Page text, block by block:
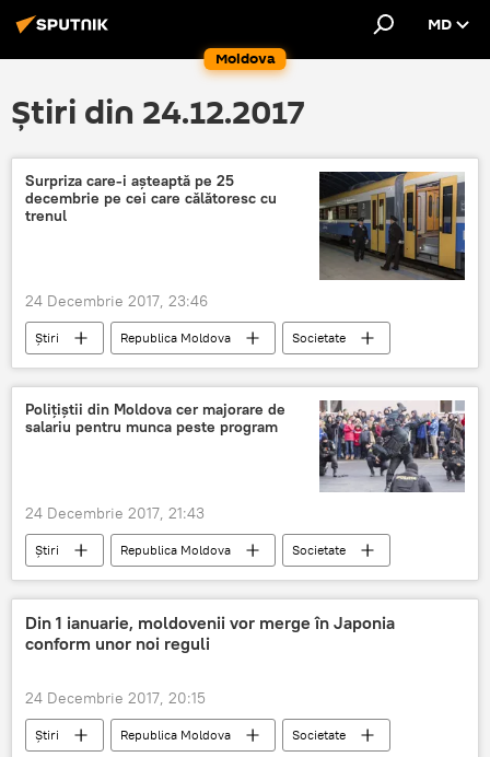
Moldova
MD
Știri din 24.12.2017
Surpriza care-i așteaptă pe 25
decembrie pe cei care călătoresc cu
trenul
24 Decembrie 2017, 23:46
Știri Republica Moldova
Societate
trenul Chișinău-Iași
Crăciun CFM
Polițiștii din Moldova cer majorare de
salariu pentru munca peste program
24 Decembrie 2017, 21:43
Știri Republica Moldova
Societate
Moldova
polițiști
Din 1 ianuarie, moldovenii vor merge în Japonia
conform unor noi reguli
24 Decembrie 2017, 20:15
Știri Republica Moldova
Societate